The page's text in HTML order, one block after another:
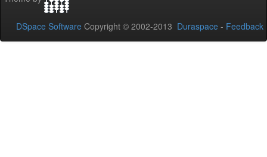
DSpace Software Copyright © 2002-2013 Duraspace - Feedback